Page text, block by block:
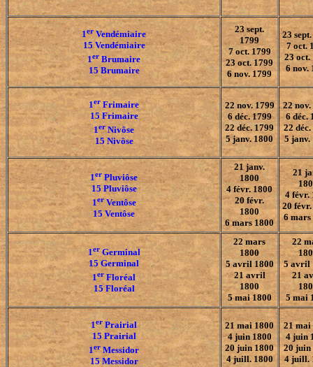
1erVendémiaire
15 Vendémiaire
1er Brumaire
15 Brumaire
23 sept.
1799
7 oct. 1799
23 oct. 1799
6 nov. 1799
23
7 oct.
23 oct.
6 nov.
1erFrimaire
15 Frimaire
1erNivôse
15 Nivôse
22 nov. 1799
6 déc. 1799
22 déc. 1799
5 janv. 1800
22
6 déc.
22 déc.
5 janv.
1erPluviôse
15 Pluviôse
1erVentôse
15 Ventôse
21 janv.
1800
4 févr. 1800
20 févr.
1800
6 mars 1800
21
4 févr.
20
6 mars
1erGerminal
15 Germinal
1erFloréal
15 Floréal
22 mars
1800
5 avril 1800
21 avril
1800
5 mai 1800
22
5 avril
21
5 mai
1erPrairial
15 Prairial
1erMessidor
15 Messidor
21 mai 1800
4 juin 1800
20 juin 1800
4 juill. 1800
21 mai
4 juin
20 juin
4 juill.